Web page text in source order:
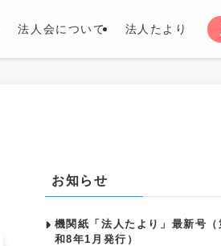
法人会について 法人たより
お知らせ
機関紙「法人たより」最新号
和8年1月発行）